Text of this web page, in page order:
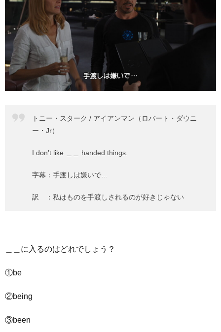
トニー・スターク / アイアンマン（ロバート・ダウニ
ー・Jr）
I don’t like ＿＿ handed things.
字幕：手渡しは嫌いで…
訳 ：私はものを手渡しされるのが好きじゃない
＿＿に入るのはどれでしょう？
①be
②being
③been